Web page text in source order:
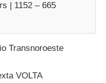
| 1152 – 665
Transnoroeste
VOLTA